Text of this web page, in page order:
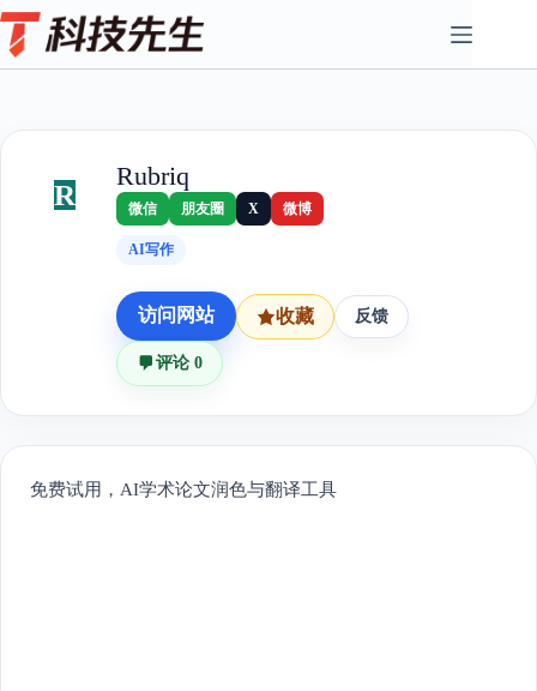
Skip
to
content
R
Rubriq
微信 朋友圈 X 微博
AI写作
访问网站 收藏 反馈
评论 0
免费试用，AI学术论文润色与翻译工具